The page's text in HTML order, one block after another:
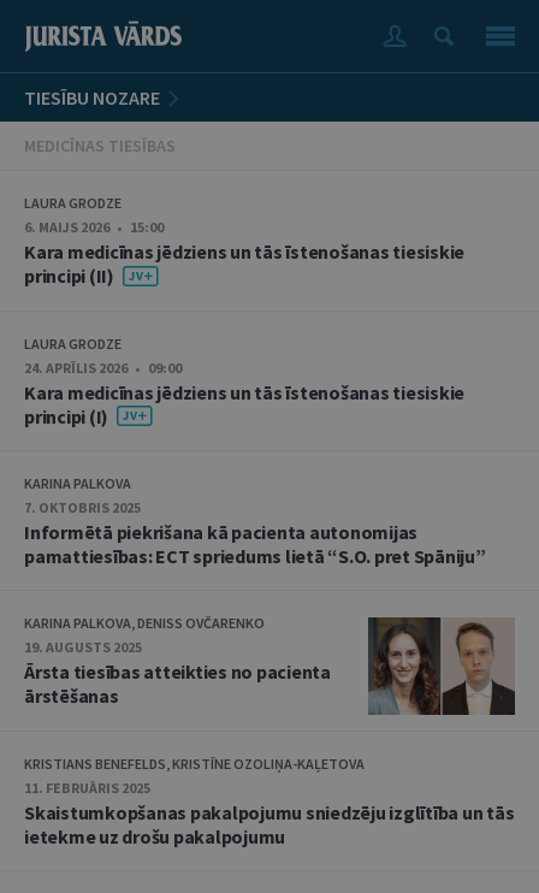
TIESĪBU NOZARE
MEDICĪNAS TIESĪBAS
LAURA GRODZE
6. MAIJS 2026 • 15:00
Kara medicīnas jēdziens un tās īstenošanas tiesiskie
principi (II)
LAURA GRODZE
24. APRĪLIS 2026 • 09:00
Kara medicīnas jēdziens un tās īstenošanas tiesiskie
principi (I)
KARINA PALKOVA
7. OKTOBRIS 2025
Informētā piekrišana kā pacienta autonomijas
pamattiesības: ECT spriedums lietā “S.O. pret Spāniju”
KARINA PALKOVA, DENISS OVČARENKO
19. AUGUSTS 2025
Ārsta tiesības atteikties no pacienta
ārstēšanas
KRISTIANS BENEFELDS, KRISTĪNE OZOLIŅA-KAĻETOVA
11. FEBRUĀRIS 2025
Skaistumkopšanas pakalpojumu sniedzēju izglītība un tās
ietekme uz drošu pakalpojumu